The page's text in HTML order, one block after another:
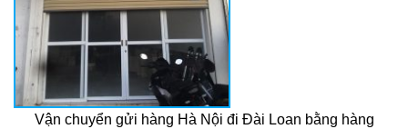
Vận chuyển gửi hàng Hà Nội đi Đài Loan bằng hàng